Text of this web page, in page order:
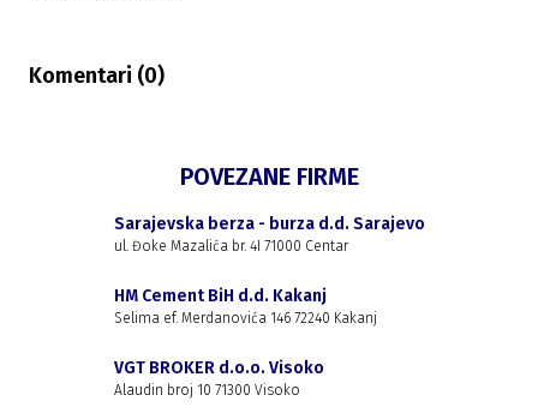
Komentari (0)
POVEZANE FIRME
Sarajevska berza - burza d.d. Sarajevo
ul. Đoke Mazalića br. 4I 71000 Centar
HM Cement BiH d.d. Kakanj
Selima ef. Merdanovića 146 72240 Kakanj
VGT BROKER d.o.o. Visoko
Alaudin broj 10 71300 Visoko